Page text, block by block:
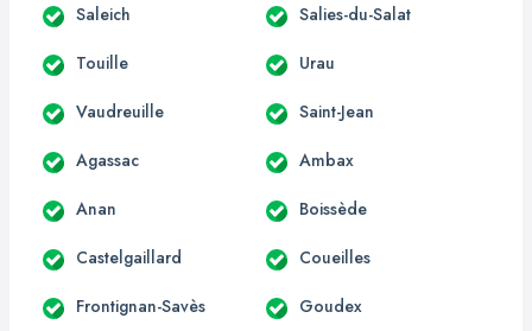
Saleich Salies-du-Salat
Touille Urau
Vaudreuille Saint-Jean
Agassac Ambax
Anan Boissède
Castelgaillard Coueilles
Frontignan-Savès Goudex